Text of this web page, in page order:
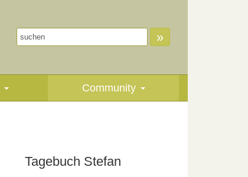
»
Community
Tagebuch Stefan